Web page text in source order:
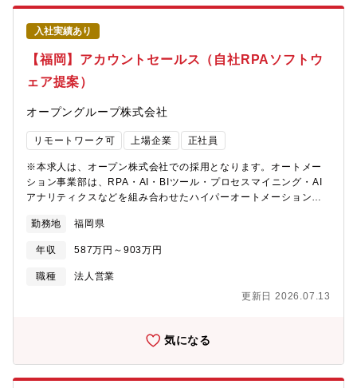
ールに触れる機会があります。・クラウド技術の深化: Microsoft
Azureをはじめとするクラウドプラットフォームを利用したインフ
ラ構築・運用のスキルを高めることができます。・チームマネジ
メント: SaaS運用チームのマネージャーとして、マネジメントス
キルを磨き、チームの成長に貢献する経験が得られます。・セキ
ュリティと信頼性の向上: セキュリティ施策や信頼性向上施策の企
に付けることができます。・向上心豊富なチーム: 当社の製品開
発・運用部門では、定期的な任意参加の勉強会が開催されるな
ど、新しい知識の習得や共有に積極的なメンバーが多く在籍して
入社実績あり
【福岡】アカウントセールス（自社RPAソフトウ
ェア提案）
オープングループ株式会社
リモートワーク可 上場企業 正社員
※本求人は、オープン株式会社での採用となります。オートメー
ション事業部は、RPA・AI・BIツール・プロセスマイニング・AI
アナリティクスなどを組み合わせたハイパーオートメーションを
る高度なDX体験を提供しています。ニーズの発掘や業務課題の特
定から、プロセス設計・モデル開発・導入・定着化に至るまで、
専門性の高いDXコンサルティングを一気通貫で推進。クライアン
トの業務変革と生産性向上を支援するとともに、継続的な付加価
メーションから脱却し、ハイパーオートメーションの導入・拡大
び人員の拡充を実施します。同ポジションは、各拠点における営
業機能の強化を担い、中長期的な成長戦略の実現を推進する役割
を担っていただきます。【具体的な職務内容】■導入検討顧客への
営業及びコンサルティング 商談、ヒアリング 課題抽出、解決
勤務地 福岡県
年収 587万円～903万円
職種
法人営業
更新日 2026.07.13
気になる